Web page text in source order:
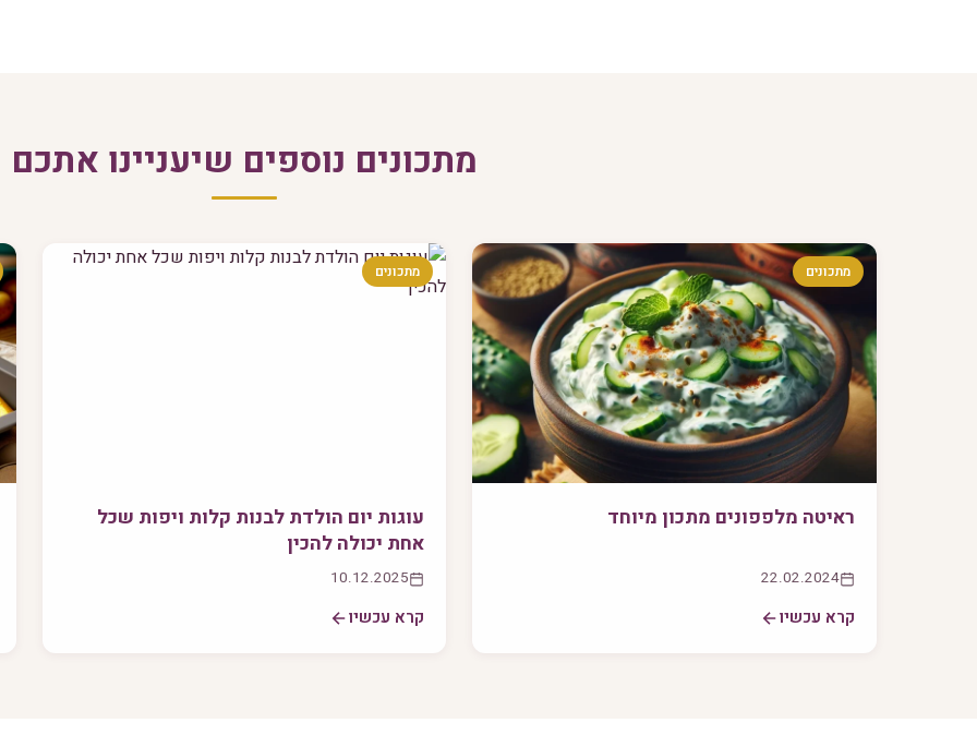
מתכונים נוספים שיעניינו אתכם
מתכונים
ראיטה מלפפונים מתכון מיוחד
22.02.2024
קרא עכשיו
מתכונים
עוגות יום הולדת לבנות קלות ויפות שכל
אחת יכולה להכין
10.12.2025
קרא עכשיו